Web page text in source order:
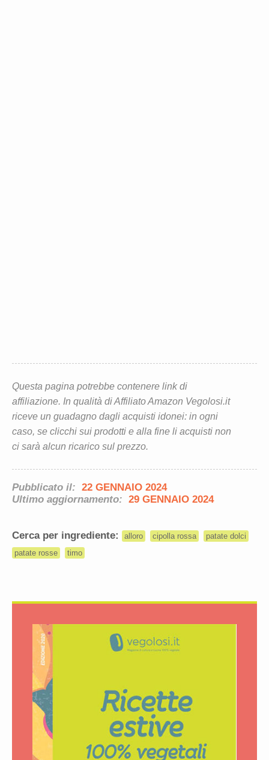
Questa pagina potrebbe contenere link di
affiliazione. In qualità di Affiliato Amazon Vegolosi.it
riceve un guadagno dagli acquisti idonei: in ogni
caso, se clicchi sui prodotti e alla fine li acquisti non
ci sarà alcun ricarico sul prezzo.
Pubblicato il: 22 GENNAIO 2024
Ultimo aggiornamento: 29 GENNAIO 2024
Cerca per ingrediente: alloro cipolla rossa
patate dolci
patate rosse
timo